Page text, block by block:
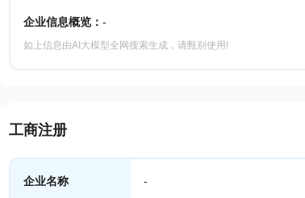
企业信息概览： -
如上信息由AI大模型全网搜索生成，请甄别使用!
工商注册
企业名称 -